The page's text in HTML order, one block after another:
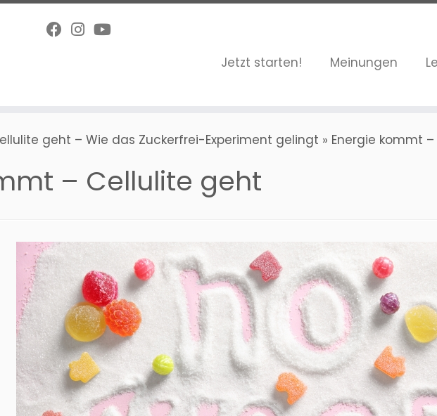
Jetzt starten! Meinungen
geht – Wie das Zuckerfrei-Experiment gelingt » Energie kommt
– Cellulite geht